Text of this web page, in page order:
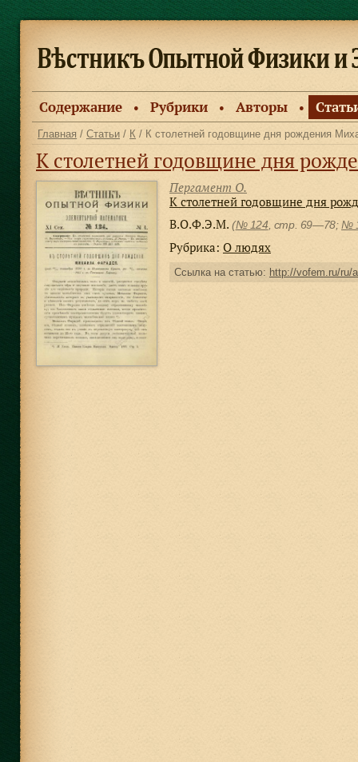
Содержание ● Рубрики ● Авторы ●
Главная / Статьи / К / К столетней годовщине дня рождения
К столетней годовщине дня
Пергамент О.
К столетней годовщине дня
В.О.Ф.Э.М. (№ 124 , стр. 69—78; №
Рубрика: О людях
Ссылка на статью: http://vofem.ru/ru/